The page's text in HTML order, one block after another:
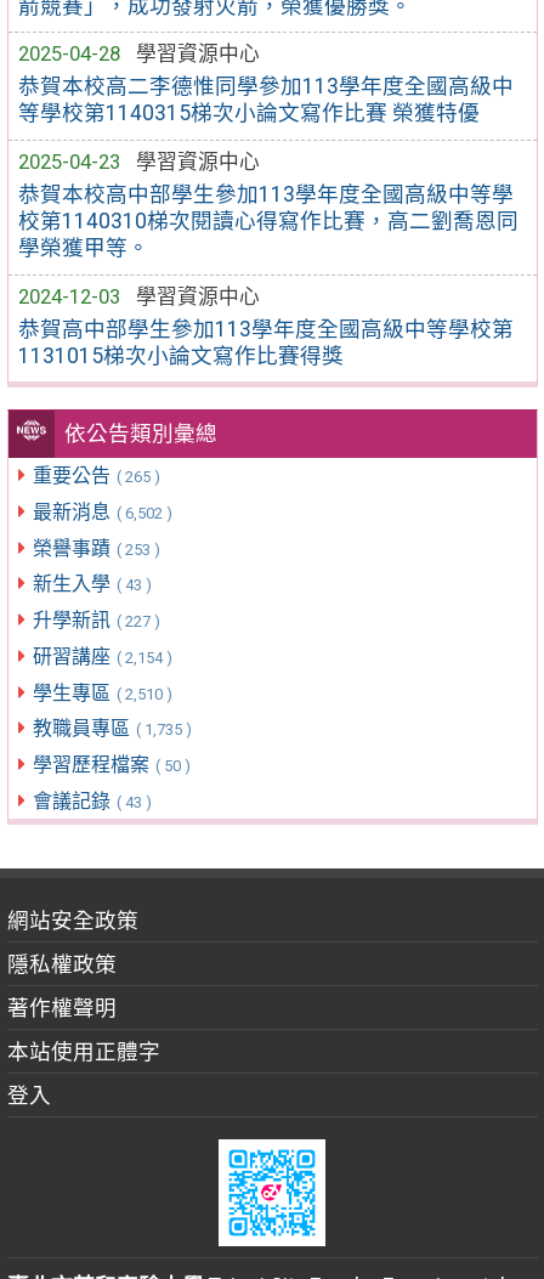
箭競賽」，成功發射火箭，榮獲優勝獎。
2025-04-28
學習資源中心
恭賀本校高二李德惟同學參加113學年度全國高級中
等學校第1140315梯次小論文寫作比賽 榮獲特優
2025-04-23
學習資源中心
恭賀本校高中部學生參加113學年度全國高級中等學
校第1140310梯次閱讀心得寫作比賽，高二劉喬恩同
學榮獲甲等。
2024-12-03
學習資源中心
恭賀高中部學生參加113學年度全國高級中等學校第
1131015梯次小論文寫作比賽得獎
依公告類別彙總
重要公告 ( 265 )
最新消息 ( 6,502 )
榮譽事蹟 ( 253 )
新生入學 ( 43 )
升學新訊 ( 227 )
研習講座 ( 2,154 )
學生專區 ( 2,510 )
教職員專區 ( 1,735 )
學習歷程檔案 ( 50 )
會議記錄 ( 43 )
網站安全政策
隱私權政策
著作權聲明
本站使用正體字
登入